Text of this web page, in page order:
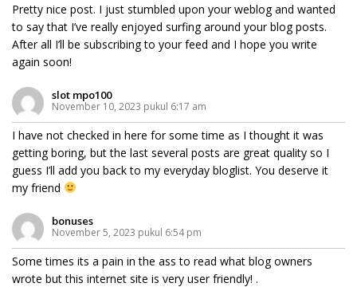
Pretty nice post. I just stumbled upon your weblog and wanted
to say that I’ve really enjoyed surfing around your blog posts.
After all I’ll be subscribing to your feed and I hope you write
again soon!
slot mpo100
November 10, 2023 pukul 6:17 am
I have not checked in here for some time as I thought it was
getting boring, but the last several posts are great quality so I
guess I’ll add you back to my everyday bloglist. You deserve it
my friend
bonuses
November 5, 2023 pukul 6:54 pm
Some times its a pain in the ass to read what blog owners
wrote but this internet site is very user friendly! .